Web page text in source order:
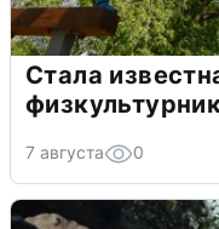
Стала
7 августа 0